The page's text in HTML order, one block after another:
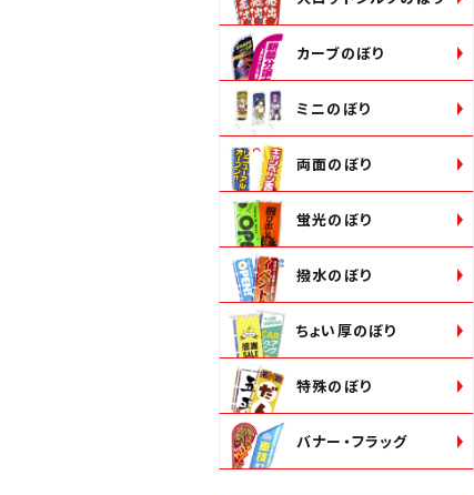
カーブのぼり
ミニのぼり
両面のぼり
蛍光のぼり
撥水のぼり
ちょい厚のぼり
特殊のぼり
バナー・フラッグ